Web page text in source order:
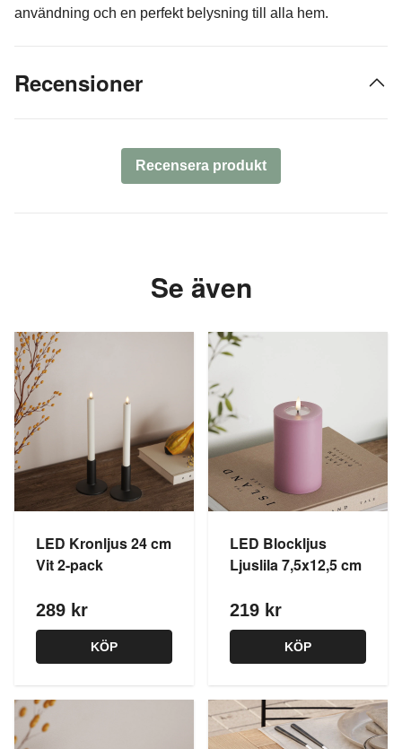
användning och en perfekt belysning till alla hem.
Recensioner
Recensera produkt
Se även
LED Kronljus 24 cm
Vit 2-pack
289 kr
KÖP
LED Blockljus
Ljuslila 7,5x12,5 cm
219 kr
KÖP